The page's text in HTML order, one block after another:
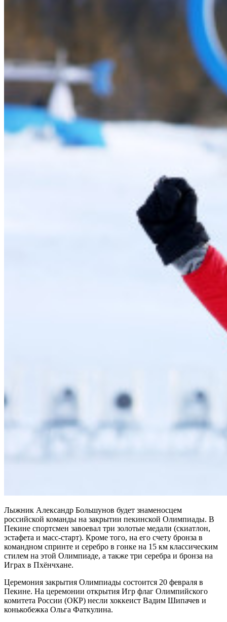
Лыжник Александр Большунов будет знаменосцем
российской команды на закрытии пекинской Олимпиады. В
Пекине спортсмен завоевал три золотые медали (скиатлон,
эстафета и масс-старт). Кроме того, на его счету бронза в
командном спринте и серебро в гонке на 15 км классическим
стилем на этой Олимпиаде, а также три серебра и бронза на
Играх в Пхёнчхане.
Церемония закрытия Олимпиады состоится 20 февраля в
Пекине. На церемонии открытия Игр флаг Олимпийского
комитета России (ОКР) несли хоккеист Вадим Шипачев и
конькобежка Ольга Фаткулина.